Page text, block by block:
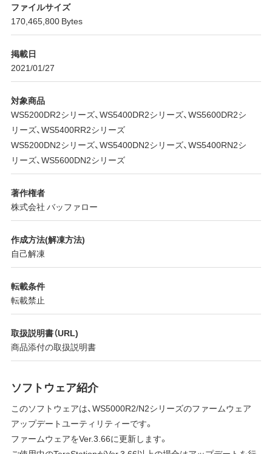
ファイルサイズ
170,465,800 Bytes
掲載日
2021/01/27
対象商品
WS5200DR2シリーズ、WS5400DR2シリーズ、WS5600DR2シ
リーズ、WS5400RR2シリーズ
WS5200DN2シリーズ、WS5400DN2シリーズ、WS5400RN2シ
リーズ、WS5600DN2シリーズ
著作権者
株式会社 バッファロー
作成方法(解凍方法)
自己解凍
転載条件
転載禁止
取扱説明書（URL)
商品添付の取扱説明書
ソフトウェア紹介
このソフトウェアは、WS5000R2/N2シリーズのファームウェア
アップデートユーティリティーです。
ファームウェアをVer.3.66に更新します。